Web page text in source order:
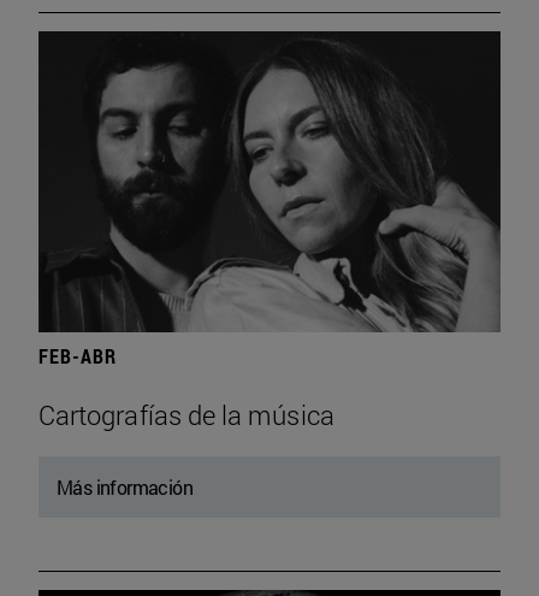
FEB-ABR
Cartografías de la música
Más información